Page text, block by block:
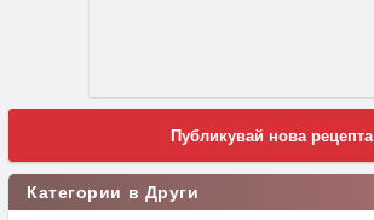
Публикувай нова рецепта
Категории в Други